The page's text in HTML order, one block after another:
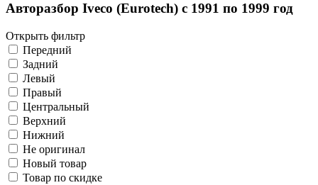
Авторазбор Iveco (Eurotech) с 1991 по 1999 год
Открыть фильтр
Передний
Задний
Левый
Правый
Центральный
Верхний
Нижний
Не оригинал
Новый товар
Товар по скидке